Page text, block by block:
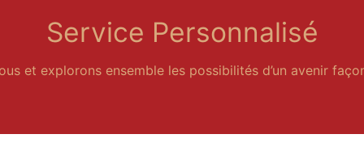
Service Personnalisé
et explorons ensemble les possibilités d’un avenir